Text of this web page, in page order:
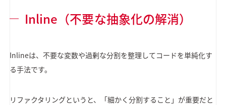
Inline（不要な抽象化の解消）
Inlineは、不要な変数や過剰な分割を整理してコードを単純化す
る手法です。
リファクタリングというと、「細かく分割すること」が重要だと